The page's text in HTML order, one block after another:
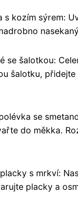
s kozím sýrem:
se šalotkou:
šalotku,
se
do měkka.
s mrkví:
placky a